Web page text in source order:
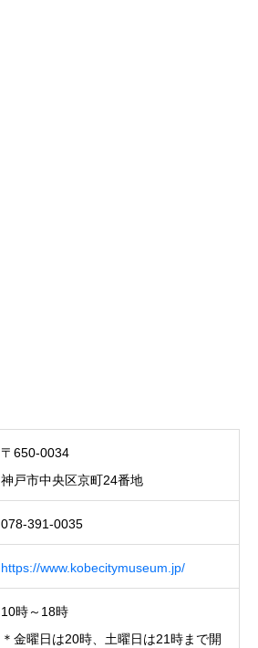
〒650-0034
神戸市中央区京町24番地
078-391-0035
https://www.kobecitymuseum.jp/
10時～18時
＊金曜日は20時、土曜日は21時まで開